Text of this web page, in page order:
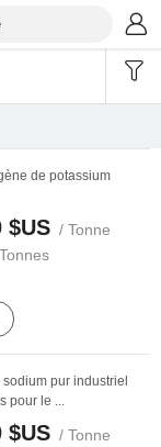
de potassium
$US / Tonne
pur industriel
pour le ...
$US / Tonne